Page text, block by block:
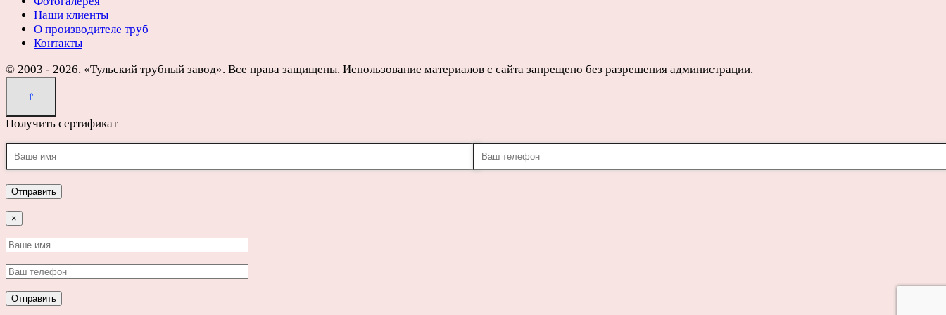
Наши клиенты
О производителе труб
Контакты
© 2003 - 2026. «Тульский трубный завод». Все права защищены. Использование материалов с сайта запрещено без разрешения администрации.
Получить сертификат
×